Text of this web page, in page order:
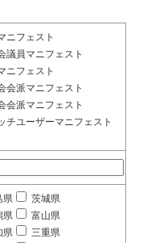
ニフェスト
議員マニフェスト
ニフェスト
会派マニフェスト
会派マニフェスト
チユーザーマニフェスト
県
茨城県
県
富山県
県
三重県